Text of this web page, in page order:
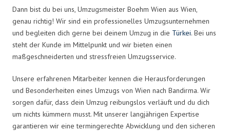
Dann bist du bei uns, Umzugsmeister Boehm Wien aus Wien,
genau richtig! Wir sind ein professionelles Umzugsunternehmen
und begleiten dich gerne bei deinem Umzug in die Türkei. Bei uns
steht der Kunde im Mittelpunkt und wir bieten einen
maßgeschneiderten und stressfreien Umzugsservice.
Unsere erfahrenen Mitarbeiter kennen die Herausforderungen
und Besonderheiten eines Umzugs von Wien nach Bandirma. Wir
sorgen dafür, dass dein Umzug reibungslos verläuft und du dich
um nichts kümmern musst. Mit unserer langjährigen Expertise
garantieren wir eine termingerechte Abwicklung und den sicheren